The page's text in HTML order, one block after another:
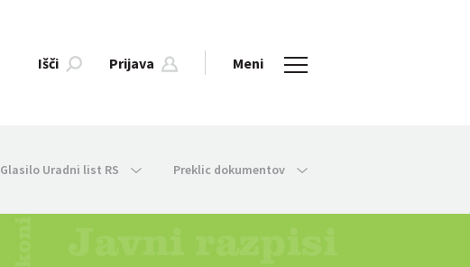
Išči Prijava Meni
Glasilo Uradni list RS Preklic dokumentov